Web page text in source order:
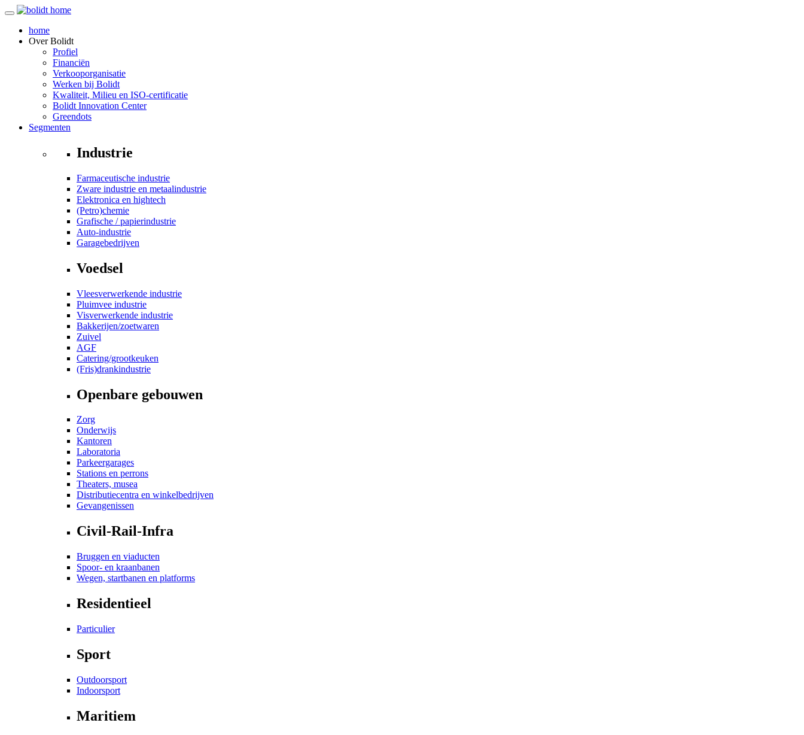
home
OverBolidt
Profiel
Financiën
Verkooporganisatie
Werken bij Bolidt
Kwaliteit, Milieu en ISO-certificatie
Bolidt Innovation Center
Greendots
Segmenten
Industrie
Farmaceutische industrie
Zware industrie en metaalindustrie
Elektronica en hightech
(Petro)chemie
Grafische / papierindustrie
Auto-industrie
Garagebedrijven
Voedsel
Vleesverwerkende industrie
Pluimvee industrie
Visverwerkende industrie
Bakkerijen/zoetwaren
Zuivel
AGF
Catering/grootkeuken
(Fris)drankindustrie
Openbare gebouwen
Zorg
Onderwijs
Kantoren
Laboratoria
Parkeergarages
Stations en perrons
Theaters, musea
Distributiecentra en winkelbedrijven
Gevangenissen
Civil-Rail-Infra
Bruggen en viaducten
Spoor- en kraanbanen
Wegen, startbanen en platforms
Residentieel
Particulier
Sport
Outdoorsport
Indoorsport
Maritiem